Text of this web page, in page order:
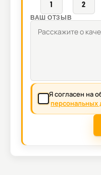
1 2
ВАШ ОТЗЫВ
Я согласен на
персональных